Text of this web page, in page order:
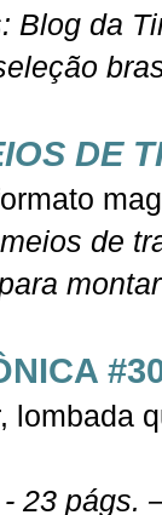
Blog da
DE
de
lombada
23 págs.